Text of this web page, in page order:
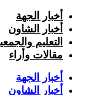
أخبار الجهة
أخبار الشاون
التعليم
مقالات وأراء
أخبار الجهة
أخبار الشاون